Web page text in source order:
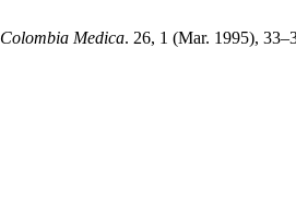
Colombia Medica. 26, 1 (Mar. 1995),